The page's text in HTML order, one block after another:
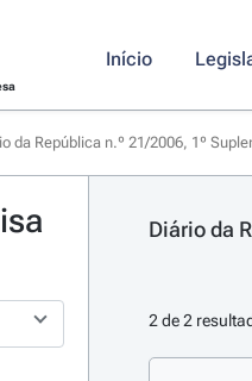
Início
da República n.º 21/2006, 1º
Diário da
2 de 2